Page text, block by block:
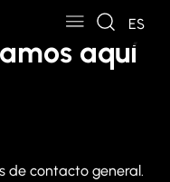
ES
aquí
de contacto general.